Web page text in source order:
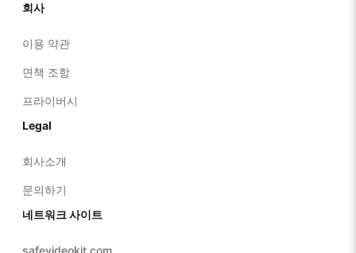
회사
이용 약관
면책 조항
프라이버시
Legal
회사소개
문의하기
네트워크 사이트
safevideokit.com